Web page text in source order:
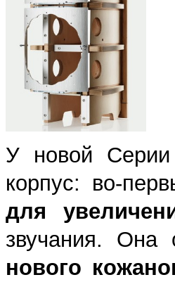
У новой Серии
корпус: во-
для
звучания. Она
нового